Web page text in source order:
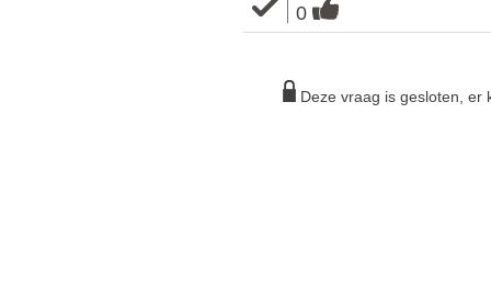
0
Deze vraag is gesloten, er